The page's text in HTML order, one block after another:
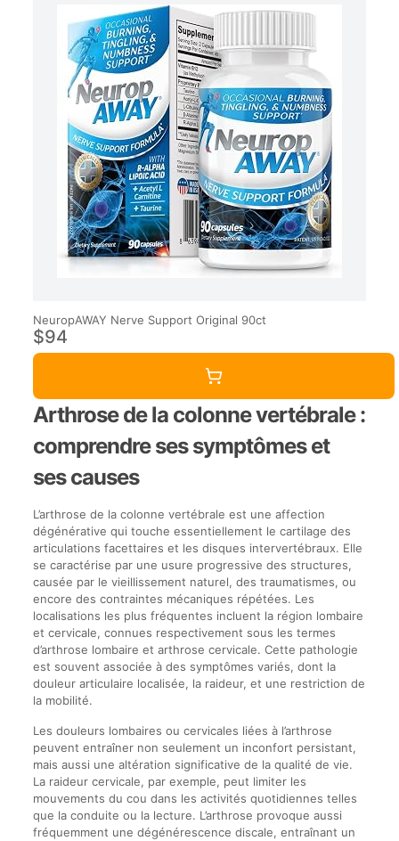
NeuropAWAY Nerve Support Original 90ct
$94
Arthrose de la colonne vertébrale :
comprendre ses symptômes et
ses causes
L’arthrose de la colonne vertébrale est une affection
dégénérative qui touche essentiellement le cartilage des
articulations facettaires et les disques intervertébraux. Elle
se caractérise par une usure progressive des structures,
causée par le vieillissement naturel, des traumatismes, ou
encore des contraintes mécaniques répétées. Les
localisations les plus fréquentes incluent la région lombaire
et cervicale, connues respectivement sous les termes
d’arthrose lombaire et arthrose cervicale. Cette pathologie
est souvent associée à des symptômes variés, dont la
douleur articulaire localisée, la raideur, et une restriction de
la mobilité.
Les douleurs lombaires ou cervicales liées à l’arthrose
peuvent entraîner non seulement un inconfort persistant,
mais aussi une altération significative de la qualité de vie.
La raideur cervicale, par exemple, peut limiter les
mouvements du cou dans les activités quotidiennes telles
que la conduite ou la lecture. L’arthrose provoque aussi
fréquemment une dégénérescence discale, entraînant un